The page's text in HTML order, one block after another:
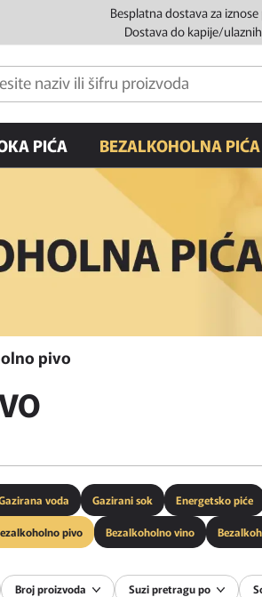
Besplatna dostava za
Dostava do kapije/
PIĆA BEZALKOHOLNA PIĆA
pivo
voda Gazirani sok Energetsko piće
pivo Bezalkoholno vino
Broj proizvoda Suzi pretragu po